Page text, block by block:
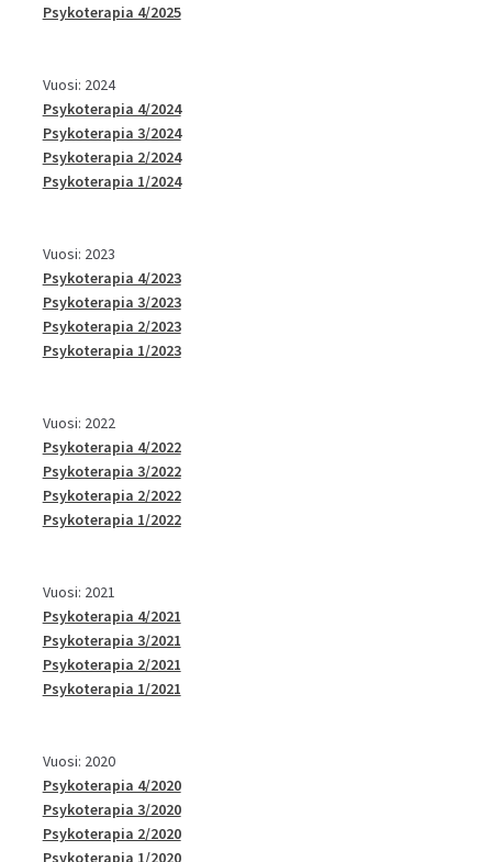
Psykoterapia 4/2025
Vuosi: 2024
Psykoterapia 4/2024
Psykoterapia 3/2024
Psykoterapia 2/2024
Psykoterapia 1/2024
Vuosi: 2023
Psykoterapia 4/2023
Psykoterapia 3/2023
Psykoterapia 2/2023
Psykoterapia 1/2023
Vuosi: 2022
Psykoterapia 4/2022
Psykoterapia 3/2022
Psykoterapia 2/2022
Psykoterapia 1/2022
Vuosi: 2021
Psykoterapia 4/2021
Psykoterapia 3/2021
Psykoterapia 2/2021
Psykoterapia 1/2021
Vuosi: 2020
Psykoterapia 4/2020
Psykoterapia 3/2020
Psykoterapia 2/2020
Psykoterapia 1/2020